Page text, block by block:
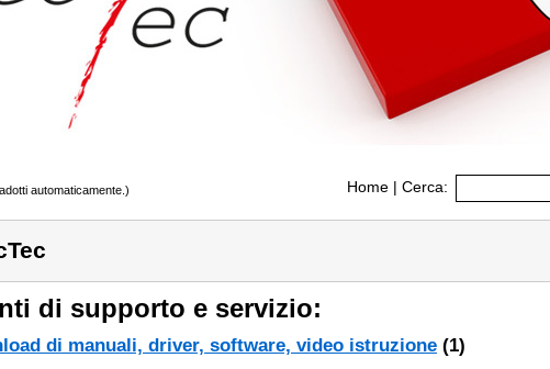
automaticamente.) Home | Cerca:
di supporto e servizio:
di manuali, driver, software, video istruzione (1)